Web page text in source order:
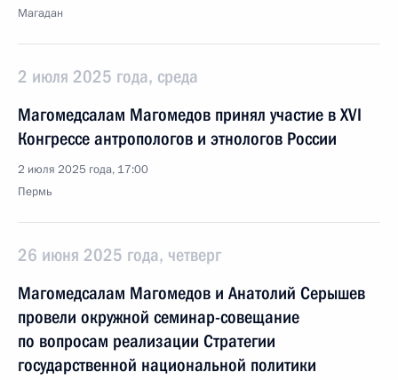
Магадан
2 июля 2025 года, среда
Магомедсалам Магомедов принял участие в XVI
Конгрессе антропологов и этнологов России
2 июля 2025 года, 17:00
Пермь
26 июня 2025 года, четверг
Магомедсалам Магомедов и Анатолий Серышев
провели окружной семинар-совещание
по вопросам реализации Стратегии
государственной национальной политики